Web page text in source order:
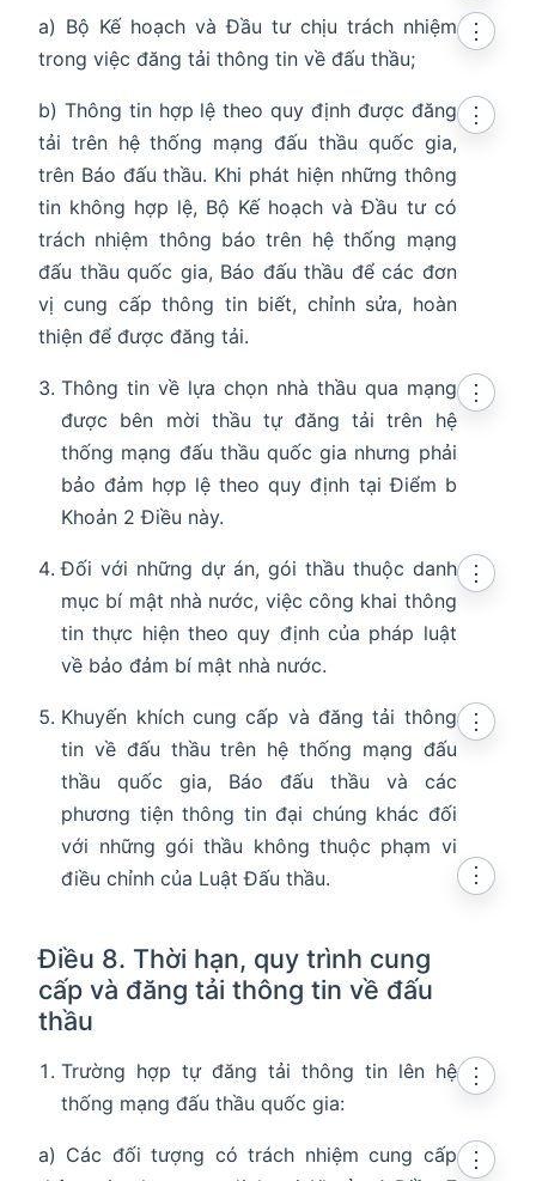
a) Bộ Kế hoạch và Đầu tư chịu trách nhiệm
trong việc đăng tải thông tin về đấu thầu;
⋮
b) Thông tin hợp lệ theo quy định được đăng
tải trên hệ thống mạng đấu thầu quốc gia,
trên Báo đấu thầu. Khi phát hiện những thông
tin không hợp lệ, Bộ Kế hoạch và Đầu tư có
trách nhiệm thông báo trên hệ thống mạng
đấu thầu quốc gia, Báo đấu thầu để các đơn
vị cung cấp thông tin biết, chỉnh sửa, hoàn
thiện để được đăng tải.
⋮
Thông tin về lựa chọn nhà thầu qua mạng
được bên mời thầu tự đăng tải trên hệ
thống mạng đấu thầu quốc gia nhưng phải
bảo đảm hợp lệ theo quy định tại Điểm b
Khoản 2 Điều này.
⋮
Đối với những dự án, gói thầu thuộc danh
mục bí mật nhà nước, việc công khai thông
tin thực hiện theo quy định của pháp luật
về bảo đảm bí mật nhà nước.
⋮
Khuyến khích cung cấp và đăng tải thông
tin về đấu thầu trên hệ thống mạng đấu
thầu quốc gia, Báo đấu thầu và các
phương tiện thông tin đại chúng khác đối
với những gói thầu không thuộc phạm vi
điều chỉnh của Luật Đấu thầu.
⋮
Điều 8. Thời hạn, quy trình cung
cấp và đăng tải thông tin về đấu
thầu
⋮
Trường hợp tự đăng tải thông tin lên hệ
thống mạng đấu thầu quốc gia:
⋮
a) Các đối tượng có trách nhiệm cung cấp
⋮